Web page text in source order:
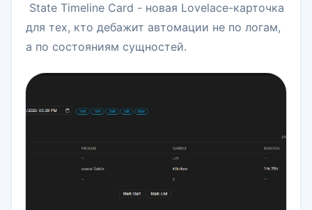
️ State Timeline Card - новая Lovelace-карточка
для тех, кто дебажит автомации не по логам,
а по состояниям сущностей.